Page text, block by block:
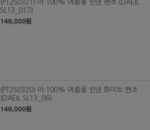
(PT250321) 마 100% 여름용 린넨 팬츠 (DAEIL
SL13_017)
148,000원
(PT250320) 마 100% 여름용 린넨 화이트 팬츠
(DAEIL SL13_06)
148,000원